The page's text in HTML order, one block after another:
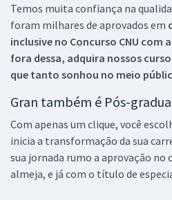
Temos muita confiança na
foram milhares de aprovados em
inclusive no Concurso CNU com
fora dessa, adquira nossos
que tanto sonhou no meio
Gran também é Pós-
Com apenas um clique, você
inicia a transformação da sua
sua jornada rumo a aprovação no
almeja, e já com o título de